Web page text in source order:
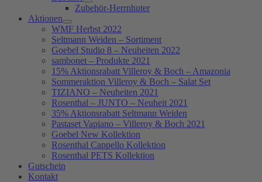
Zubehör-Herrnhuter
Aktionen
WMF Herbst 2022
Seltmann Weiden – Sortiment
Goebel Studio 8 – Neuheiten 2022
sambonet – Produkte 2021
15% Aktionsrabatt Villeroy & Boch – Amazonia
Sommeraktion Villeroy & Boch – Salat Set
TIZIANO – Neuheiten 2021
Rosenthal – JUNTO – Neuheit 2021
35% Aktionsrabatt Seltmann Weiden
Pastaset Vapiano – Villeroy & Boch 2021
Goebel New Kollektion
Rosenthal Cappello Kollektion
Rosenthal PETS Kollektion
Gutschein
Kontakt